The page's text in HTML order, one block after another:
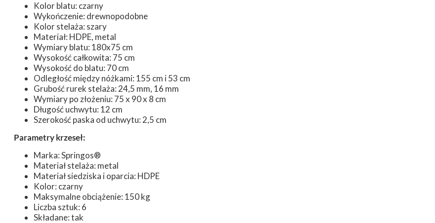
Kolor blatu: czarny
Wykończenie: drewnopodobne
Kolor stelaża: szary
Materiał: HDPE, metal
Wymiary blatu: 180x75 cm
Wysokość całkowita: 75 cm
Wysokość do blatu: 70 cm
Odległość między nóżkami: 155 cm i 53 cm
Grubość rurek stelaża: 24,5 mm, 16 mm
Wymiary po złożeniu: 75 x 90 x 8 cm
Długość uchwytu: 12 cm
Szerokość paska od uchwytu: 2,5 cm
Parametry krzeseł:
Marka: Springos®
Materiał stelaża: metal
Materiał siedziska i oparcia: HDPE
Kolor: czarny
Maksymalne obciążenie: 150 kg
Liczba sztuk: 6
Składane: tak